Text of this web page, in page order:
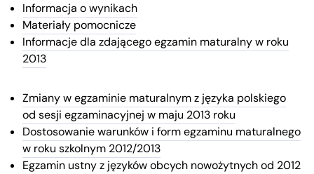
Informacja o wynikach
Materiały pomocnicze
Informacje dla zdającego egzamin maturalny w roku
2013
Zmiany w egzaminie maturalnym z języka polskiego
od sesji egzaminacyjnej w maju 2013 roku
Dostosowanie warunków i form egzaminu maturalnego
w roku szkolnym 2012/2013
Egzamin ustny z języków obcych nowożytnych od 2012